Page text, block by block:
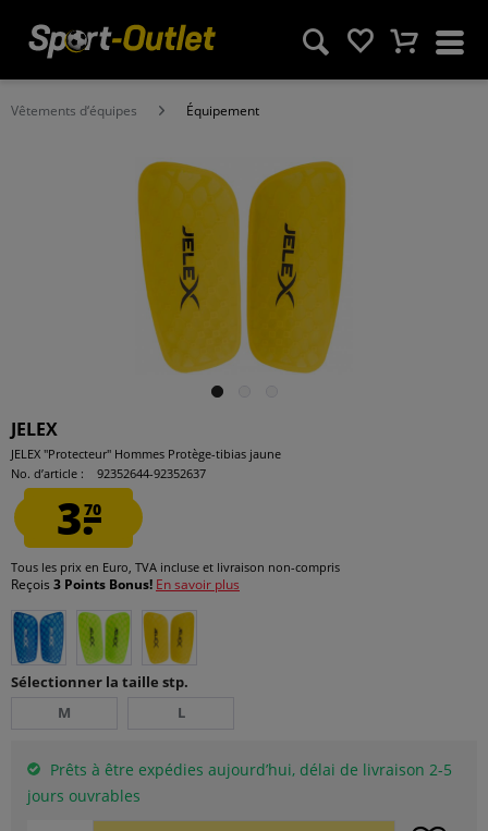
Vêtements d‘équipes Équipement
JELEX
JELEX "Protecteur" Hommes Protège-tibias jaune
No. d’article :
92352644-92352637
3.70
Tous les prix en Euro, TVA incluse et livraison non-compris
Reçois 3 Points Bonus! En savoir plus
Sélectionner la taille stp.
M
L
Prêts à être expédies aujourd’hui, délai de livraison 2-5
jours ouvrables